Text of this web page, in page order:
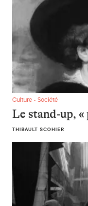
Le stand-up, «
Culture • Société
Le stand-up, «
THIBAULT SCOHIER